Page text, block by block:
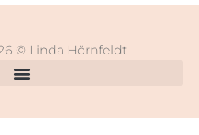
© Linda Hörnfeldt